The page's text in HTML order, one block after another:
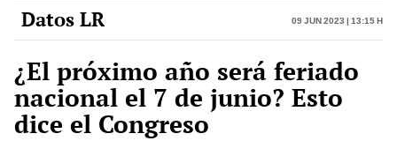
Datos LR 09 Jun 2023 | 13:15 h
¿El próximo año será feriado
nacional el 7 de junio? Esto
dice el Congreso